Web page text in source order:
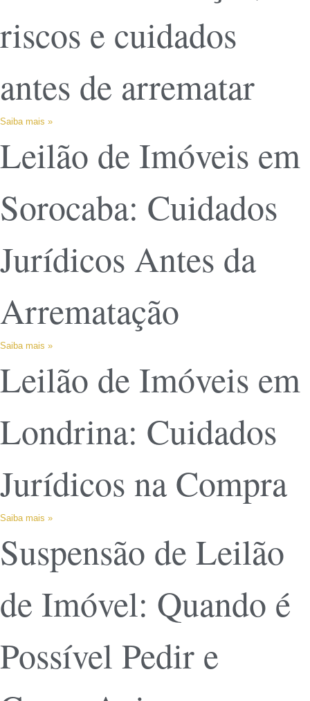
riscos e cuidados
antes de arrematar
Saiba mais »
Leilão de Imóveis em
Sorocaba: Cuidados
Jurídicos Antes da
Arrematação
Saiba mais »
Leilão de Imóveis em
Londrina: Cuidados
Jurídicos na Compra
Saiba mais »
Suspensão de Leilão
de Imóvel: Quando é
Possível Pedir e